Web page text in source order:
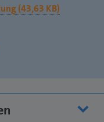
(43,63 KB)